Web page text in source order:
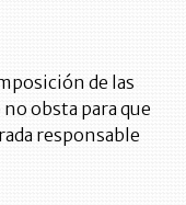
de las
obsta para que
responsable